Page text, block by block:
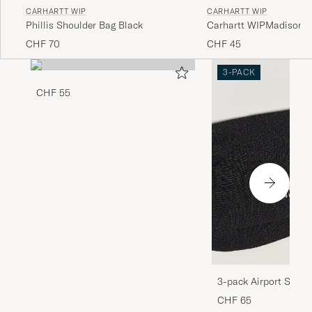
CARHARTT WIP
Phillis Shoulder Bag Black
CHF 70
CARHARTT WIP
Carhartt WIPMadison
CapBlack
CHF 45
CHF 55
3-PACK
3-pack Airport
Melange
CHF 65